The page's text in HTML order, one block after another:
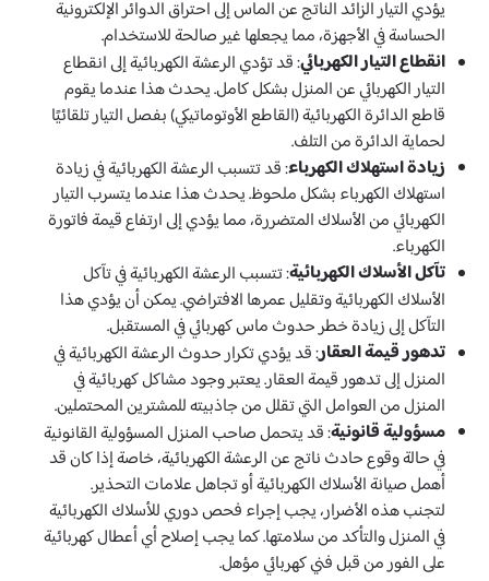
يؤدي التيار الزائد الناتج عن الماس إلى احتراق الدوائر الإلكترونية
الحساسة في الأجهزة، مما يجعلها غير صالحة للاستخدام.
انقطاع التيار الكهربائي: قد تؤدي الرعشة الكهربائية إلى انقطاع
التيار الكهربائي عن المنزل بشكل كامل. يحدث هذا عندما يقوم
قاطع الدائرة الكهربائية (القاطع الأوتوماتيكي) بفصل التيار تلقائيًا
لحماية الدائرة من التلف.
زيادة استهلاك الكهرباء: قد تتسبب الرعشة الكهربائية في زيادة
استهلاك الكهرباء بشكل ملحوظ. يحدث هذا عندما يتسرب التيار
الكهربائي من الأسلاك المتضررة، مما يؤدي إلى ارتفاع قيمة فاتورة
الكهرباء.
تآكل الأسلاك الكهربائية: تتسبب الرعشة الكهربائية في تآكل
الأسلاك الكهربائية وتقليل عمرها الافتراضي. يمكن أن يؤدي هذا
التآكل إلى زيادة خطر حدوث ماس كهربائي في المستقبل.
تدهور قيمة العقار: قد يؤدي تكرار حدوث الرعشة الكهربائية في
المنزل إلى تدهور قيمة العقار. يعتبر وجود مشاكل كهربائية في
المنزل من العوامل التي تقلل من جاذبيته للمشترين المحتملين.
مسؤولية قانونية: قد يتحمل صاحب المنزل المسؤولية القانونية
في حالة وقوع حادث ناتج عن الرعشة الكهربائية، خاصة إذا كان قد
أهمل صيانة الأسلاك الكهربائية أو تجاهل علامات التحذير.
لتجنب هذه الأضرار، يجب إجراء فحص دوري للأسلاك الكهربائية
في المنزل والتأكد من سلامتها. كما يجب إصلاح أي أعطال كهربائية
على الفور من قبل فني كهربائي مؤهل.